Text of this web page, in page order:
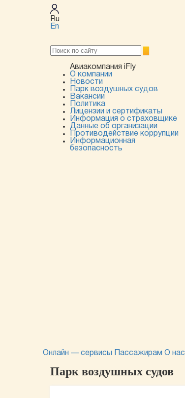
Ru
En
Авиакомпания iFly
О компании
Новости
Парк воздушных судов
Вакансии
Политика
Лицензии и сертификаты
Информация о страховщике
Данные об организации
Противодействие коррупции
Информационная
безопасность
Онлайн — сервисы Пассажирам О нас
Парк воздушных судов